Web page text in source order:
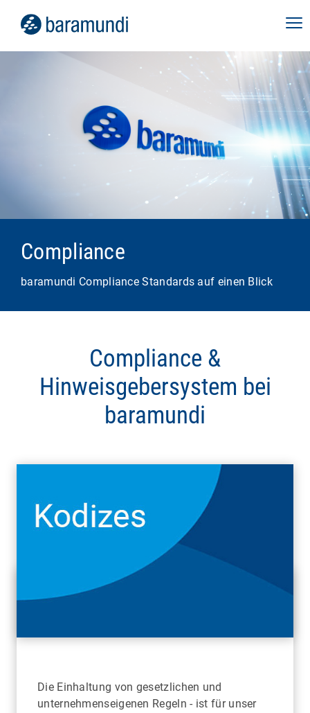
Compliance
baramundi Compliance Standards auf einen Blick
Compliance &
Hinweisgebersystem bei
baramundi
Die Einhaltung von gesetzlichen und
unternehmenseigenen Regeln - ist für unser